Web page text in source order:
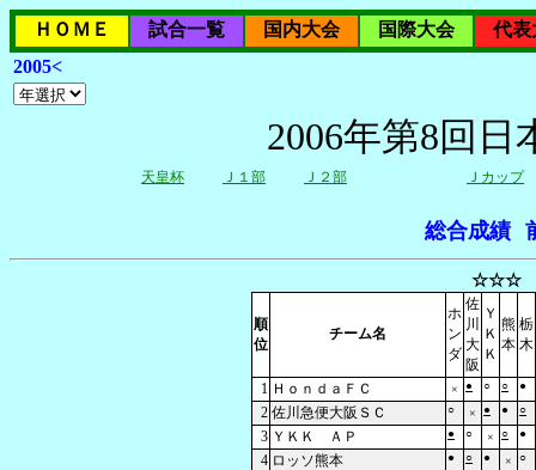
ＨＯＭＥ 試合一覧 国内大会 国際大会
代表
2005<
2006年第8回
天皇杯 Ｊ１部 Ｊ２部 Ｊカップ
総合成績
☆☆☆
順
位
チーム名
ホ
ン
ダ
佐
川
大
阪
Ｙ
Ｋ
Ｋ
熊
本
栃
木
1 ＨｏｎｄａＦＣ × ● ○ ○ ●
2 佐川急便大阪ＳＣ ○ × ● ● ○
3 ＹＫＫ ＡＰ ● ○ × ○ ●
4 ロッソ熊本 ● ○ ● × ○